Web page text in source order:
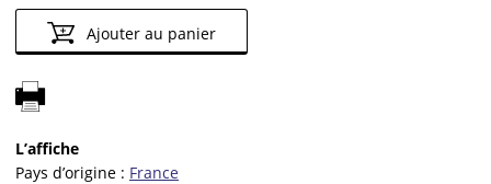
Ajouter au panier
L’affiche
Pays d’origine : France